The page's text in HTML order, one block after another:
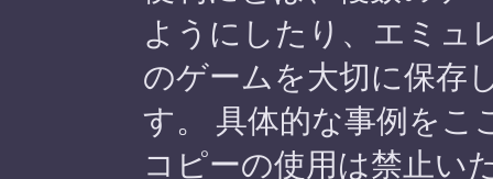
ようにしたり、エミュ
のゲームを大切に保存
す。 具体的な事例をこ
コピーの使用は禁止い